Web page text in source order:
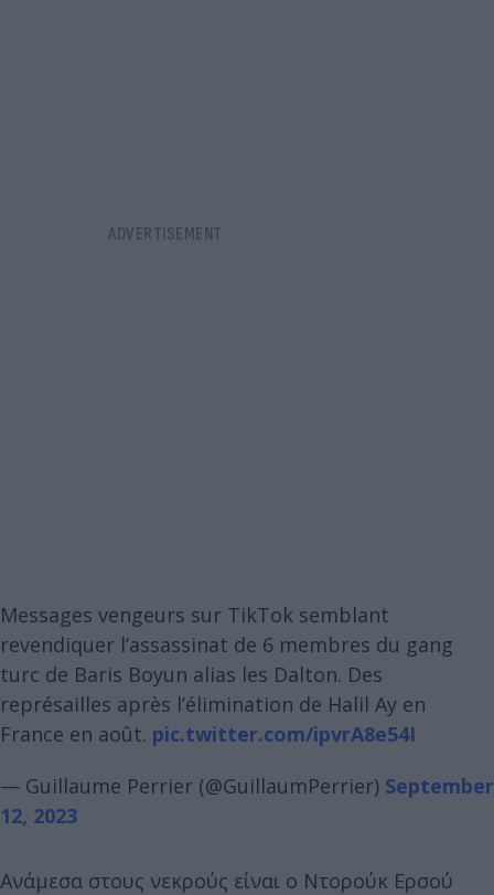
Messages vengeurs sur TikTok semblant
revendiquer l’assassinat de 6 membres du gang
turc de Baris Boyun alias les Dalton. Des
représailles après l’élimination de Halil Ay en
France en août. pic.twitter.com/ipvrA8e54I
— Guillaume Perrier (@GuillaumPerrier) September
12, 2023
Ανάμεσα στους νεκρούς είναι ο Ντορούκ Ερσού